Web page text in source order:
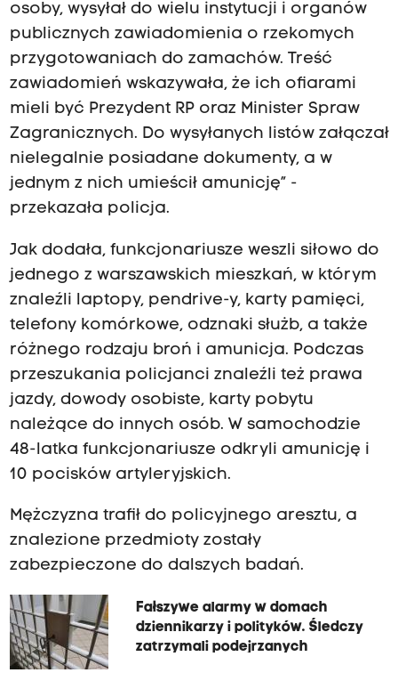
osoby, wysyłał do wielu instytucji i organów
publicznych zawiadomienia o rzekomych
przygotowaniach do zamachów. Treść
zawiadomień wskazywała, że ich ofiarami
mieli być Prezydent RP oraz Minister Spraw
Zagranicznych. Do wysyłanych listów załączał
nielegalnie posiadane dokumenty, a w
jednym z nich umieścił amunicję” -
przekazała policja.
Jak dodała, funkcjonariusze weszli siłowo do
jednego z warszawskich mieszkań, w którym
znaleźli laptopy, pendrive-y, karty pamięci,
telefony komórkowe, odznaki służb, a także
różnego rodzaju broń i amunicja. Podczas
przeszukania policjanci znaleźli też prawa
jazdy, dowody osobiste, karty pobytu
należące do innych osób. W samochodzie
48-latka funkcjonariusze odkryli amunicję i
10 pocisków artyleryjskich.
Mężczyzna trafił do policyjnego aresztu, a
znalezione przedmioty zostały
zabezpieczone do dalszych badań.
Fałszywe alarmy w domach
dziennikarzy i polityków. Śledczy
zatrzymali podejrzanych